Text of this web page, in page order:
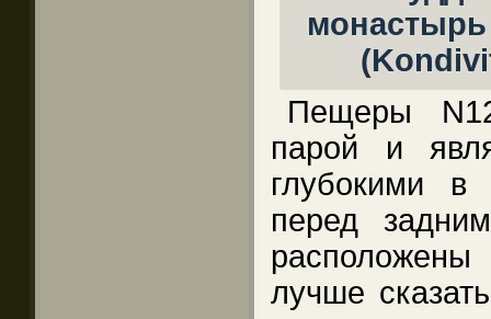
Пещеры
парой и
глубокими в
перед
лучше